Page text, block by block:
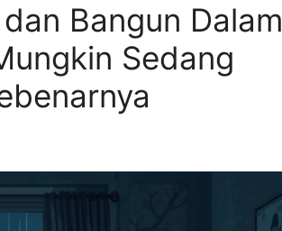
Bangun Dalam
Sedang